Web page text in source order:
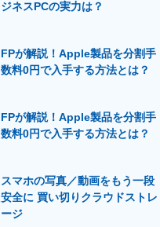
ジネスPCの実力は？
FPが解説！Apple製品を分割手
数料0円で入手する方法とは？
FPが解説！Apple製品を分割手
数料0円で入手する方法とは？
スマホの写真／動画をもう一段
安全に 買い切りクラウドストレ
ージ